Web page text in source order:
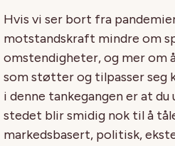
Hvis vi ser bort fra
motstandskraft mindre om
omstendigheter, og mer om
som støtter og tilpasser seg
i denne tankegangen er at du
stedet blir smidig nok til å
markedsbasert, politisk,